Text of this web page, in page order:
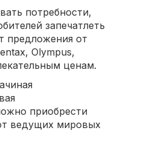
потребности,
запечатлеть
предложения от
Olympus,
ценам.
приобрести
ведущих мировых